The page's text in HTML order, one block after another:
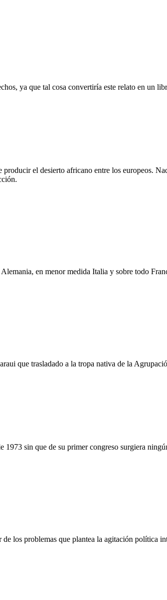
ya que tal cosa convertiría este relato en un
el desierto africano entre los europeos.
en menor medida Italia y sobre todo
que trasladado a la tropa nativa de la
sin que de su primer congreso surgiera
los problemas que plantea la agitación política